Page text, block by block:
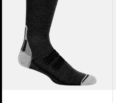
Socken
Herren